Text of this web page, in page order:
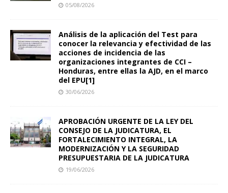
05/08/2026
Análisis de la aplicación del Test para
conocer la relevancia y efectividad de las
acciones de incidencia de las
organizaciones integrantes de CCI –
Honduras, entre ellas la AJD, en el marco
del EPU[1]
30/06/2026
APROBACIÓN URGENTE DE LA LEY DEL
CONSEJO DE LA JUDICATURA, EL
FORTALECIMIENTO INTEGRAL, LA
MODERNIZACIÓN Y LA SEGURIDAD
PRESUPUESTARIA DE LA JUDICATURA
19/06/2026